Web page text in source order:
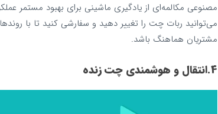
مصنوعی مکالمه‌ای از یادگیری ماشینی برای بهبود مستمر
می‌توانید ربات چت را تغییر دهید و سفارشی کنید تا با
مشتریان هماهنگ باشد.
4.انتقال و هوشمندی چت زنده